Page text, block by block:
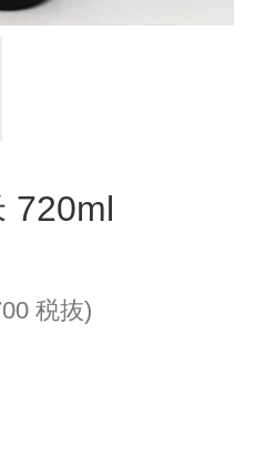
720ml
税抜)